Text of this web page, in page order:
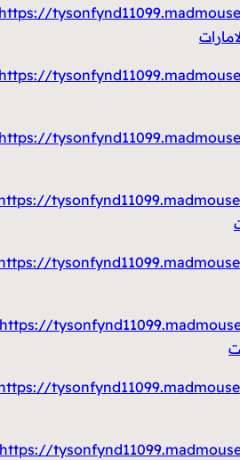
https://tysonfynd11099.madmouseblog.com/3049695/
https://tysonfynd11099.madmouseblog.com/3049696/
https://tysonfynd11099.madmouseblog.com/3049576/
https://tysonfynd11099.madmouseblog.com/3049580/
https://tysonfynd11099.madmouseblog.com/3049609/
https://tysonfynd11099.madmouseblog.com/3049573/
https://tysonfynd11099.madmouseblog.com/3049605/
https://tysonfynd11099.madmouseblog.com/3049537/